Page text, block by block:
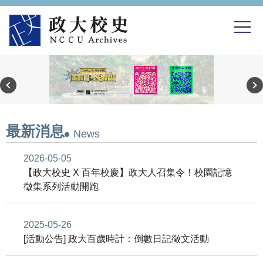
跳
到
主
容
區
最新消息 News
2026-05-05
【政大校史 X 百年校慶】政大人召集令！校園記憶
徵集系列活動開跑
2025-05-26
[活動公告] 政大百歲時計：倒數日記徵文活動